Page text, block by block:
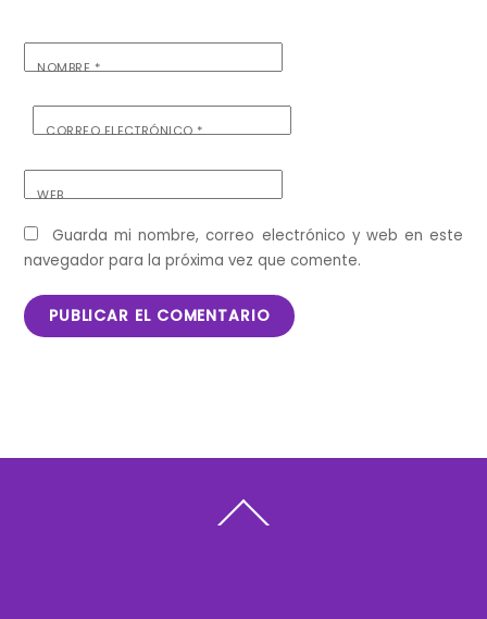
NOMBRE*
CORREO ELECTRÓNICO*
WEB
Guarda mi nombre, correo electrónico y web en este
navegador para la próxima vez que comente.
To